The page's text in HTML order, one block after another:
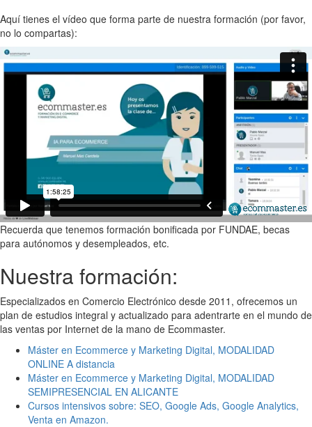
Aquí tienes el vídeo que forma parte de nuestra formación (por favor,
no lo compartas):
Recuerda que tenemos formación bonificada por FUNDAE, becas
para autónomos y desempleados, etc.
Nuestra formación:
Especializados en Comercio Electrónico desde 2011, ofrecemos un
plan de estudios integral y actualizado para adentrarte en el mundo de
las ventas por Internet de la mano de Ecommaster.
Máster en Ecommerce y Marketing Digital, MODALIDAD
ONLINE A distancia
Máster en Ecommerce y Marketing Digital, MODALIDAD
SEMIPRESENCIAL EN ALICANTE
Cursos intensivos sobre: SEO, Google Ads, Google Analytics,
Venta en Amazon.